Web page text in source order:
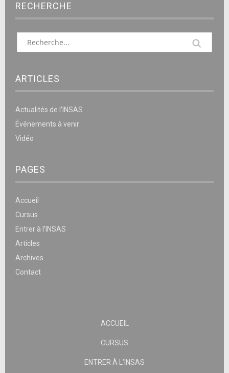
RECHERCHE
ARTICLES
Actualités de l’INSAS
Événements à venir
Vidéo
PAGES
Accueil
Cursus
Entrer à l’INSAS
Articles
Archives
Contact
ACCUEIL
CURSUS
ENTRER À L’INSAS